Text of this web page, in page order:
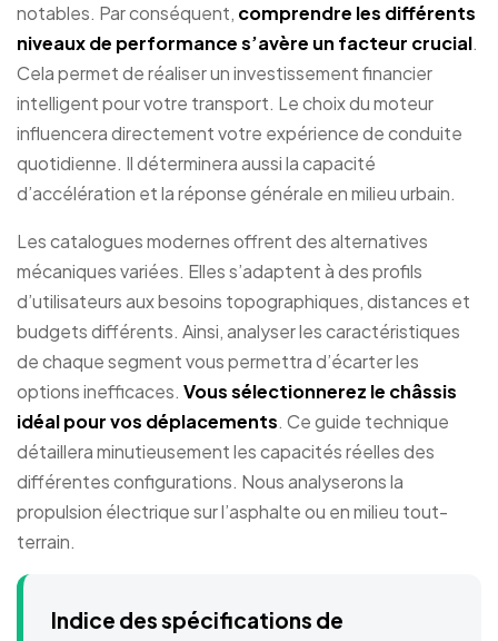
notables. Par conséquent, comprendre les différents
niveaux de performance s’avère un facteur crucial.
Cela permet de réaliser un investissement financier
intelligent pour votre transport. Le choix du moteur
influencera directement votre expérience de conduite
quotidienne. Il déterminera aussi la capacité
d’accélération et la réponse générale en milieu urbain.
Les catalogues modernes offrent des alternatives
mécaniques variées. Elles s’adaptent à des profils
d’utilisateurs aux besoins topographiques, distances et
budgets différents. Ainsi, analyser les caractéristiques
de chaque segment vous permettra d’écarter les
options inefficaces. Vous sélectionnerez le châssis
idéal pour vos déplacements. Ce guide technique
détaillera minutieusement les capacités réelles des
différentes configurations. Nous analyserons la
propulsion électrique sur l’asphalte ou en milieu tout-
terrain.
Indice des spécifications de